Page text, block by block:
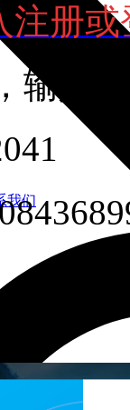
我们
注册
输入